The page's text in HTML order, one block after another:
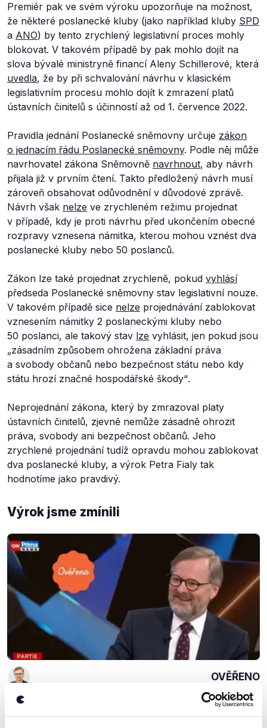
Premiér pak ve svém výroku upozorňuje na možnost,
že některé poslanecké kluby (jako například kluby SPD
a ANO) by tento zrychlený legislativní proces mohly
blokovat. V takovém případě by pak mohlo dojít na
slova bývalé ministryně financí Aleny Schillerové, která
uvedla, že by při schvalování návrhu v klasickém
legislativním procesu mohlo dojít k zmrazení platů
ústavních činitelů s účinností až od 1. července 2022.
Pravidla jednání Poslanecké sněmovny určuje zákon
o jednacím řádu Poslanecké sněmovny. Podle něj může
navrhovatel zákona Sněmovně navrhnout, aby návrh
přijala již v prvním čtení. Takto předložený návrh musí
zároveň obsahovat odůvodnění v důvodové zprávě.
Návrh však nelze ve zrychleném režimu projednat
v případě, kdy je proti návrhu před ukončením obecné
rozpravy vznesena námitka, kterou mohou vznést dva
poslanecké kluby nebo 50 poslanců.
Zákon lze také projednat zrychleně, pokud vyhlásí
předseda Poslanecké sněmovny stav legislativní nouze.
V takovém případě sice nelze projednávání zablokovat
vznesením námitky 2 poslaneckými kluby nebo
50 poslanci, ale takový stav lze vyhlásit, jen pokud jsou
„zásadním způsobem ohrožena základní práva
a svobody občanů nebo bezpečnost státu nebo kdy
státu hrozí značné hospodářské škody“.
Neprojednání zákona, který by zmrazoval platy
ústavních činitelů, zjevně nemůže zásadně ohrozit
práva, svobody ani bezpečnost občanů. Jeho
zrychlené projednání tudíž opravdu mohou zablokovat
dva poslanecké kluby, a výrok Petra Fialy tak
hodnotíme jako pravdivý.
Výrok jsme zmínili
OVĚŘENO
Nový rok, nový premiér